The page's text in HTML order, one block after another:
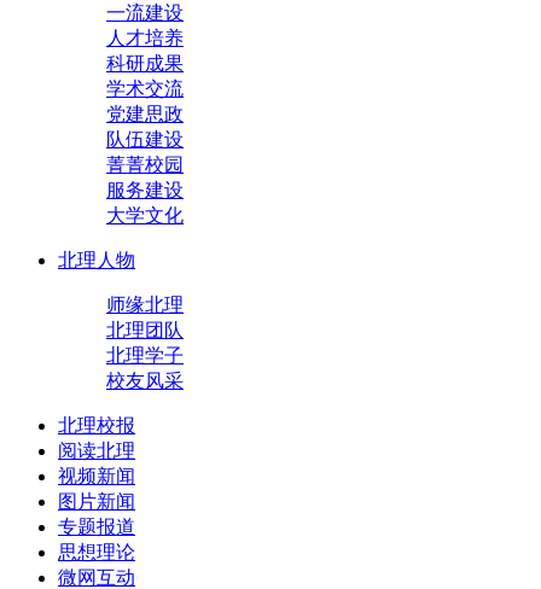
一流建设
人才培养
科研成果
学术交流
党建思政
队伍建设
菁菁校园
服务建设
大学文化
北理人物
师缘北理
北理团队
北理学子
校友风采
北理校报
阅读北理
视频新闻
图片新闻
专题报道
思想理论
微网互动